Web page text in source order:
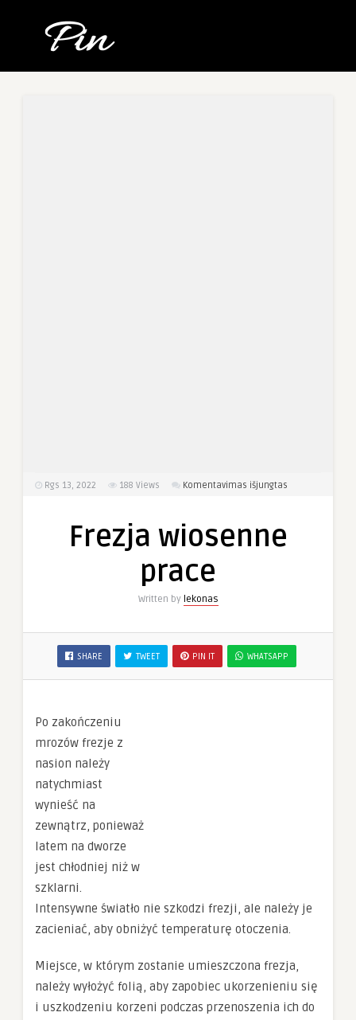
Rgs 13, 2022 188 Views Komentavimas išjungtas
Frezja wiosenne
prace
Written by lekonas
SHARE TWEET PIN IT WHATSAPP
Po zakończeniu
mrozów frezje z
nasion należy
natychmiast
wynieść na
zewnątrz, ponieważ
latem na dworze
jest chłodniej niż w
szklarni.
Intensywne światło nie szkodzi frezji, ale należy je
zacieniać, aby obniżyć temperaturę otoczenia.
Miejsce, w którym zostanie umieszczona frezja,
należy wyłożyć folią, aby zapobiec ukorzenieniu się
i uszkodzeniu korzeni podczas przenoszenia ich do